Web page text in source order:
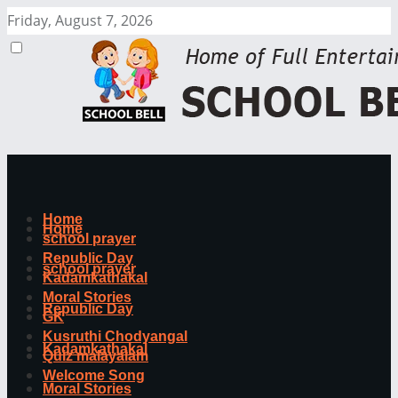
Friday, August 7, 2026
Home
school prayer
Republic Day
Kadamkathakal
Moral Stories
Home
school prayer
Republic Day
Kadamkathakal
Moral Stories
GK
Kusruthi Chodyangal
Quiz malayalam
Welcome Song